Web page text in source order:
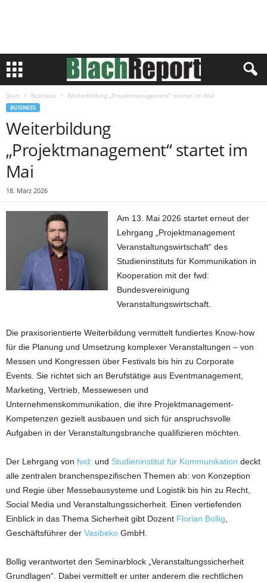
Start Business Weiterbildung „Projektmanagement“ startet im Mai
BUSINESS
Weiterbildung
„Projektmanagement“ startet im
Mai
18. März 2026
Am 13. Mai 2026 startet erneut der
Lehrgang „Projektmanagement
Veranstaltungswirtschaft“ des
Studieninstituts für Kommunikation in
Kooperation mit der fwd:
Bundesvereinigung
Veranstaltungswirtschaft.
Die praxisorientierte Weiterbildung vermittelt fundiertes Know-how
für die Planung und Umsetzung komplexer Veranstaltungen – von
Messen und Kongressen über Festivals bis hin zu Corporate
Events. Sie richtet sich an Berufstätige aus Eventmanagement,
Marketing, Vertrieb, Messewesen und
Unternehmenskommunikation, die ihre Projektmanagement-
Kompetenzen gezielt ausbauen und sich für anspruchsvolle
Aufgaben in der Veranstaltungsbranche qualifizieren möchten.
Der Lehrgang von fwd: und Studieninstitut für Kommunikation deckt
alle zentralen branchenspezifischen Themen ab: von Konzeption
und Regie über Messebausysteme und Logistik bis hin zu Recht,
Social Media und Veranstaltungssicherheit. Einen vertiefenden
Einblick in das Thema Sicherheit gibt Dozent Florian Bollig
Geschäftsführer der Vasibeko GmbH.
Bollig verantwortet den Seminarblock „Veranstaltungssicherheit
Grundlagen“. Dabei vermittelt er unter anderem die rechtlichen